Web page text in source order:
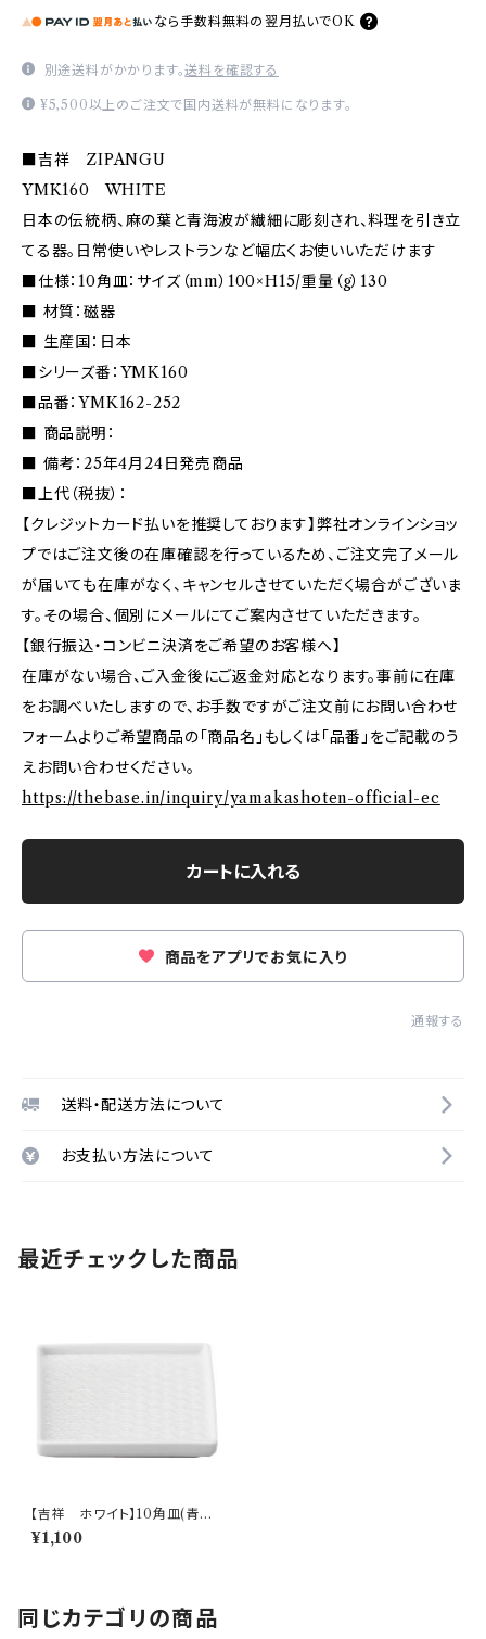
なら 手数料無料の 翌月払いでOK
別途送料がかかります。送料を確認する
¥5,500以上のご注文で国内送料が無料になります。
■吉祥 ZIPANGU
YMK160 WHITE
日本の伝統柄、麻の葉と青海波が繊細に彫刻され、料理を引き立
てる器。日常使いやレストランなど幅広くお使いいただけます
■仕様：10角皿：サイズ（mm）100×H15/重量（g）130
■ 材質：磁器
■ 生産国：日本
■シリーズ番：YMK160
■品番：YMK162-252
■ 商品説明：
■ 備考：25年4月24日発売商品
■上代（税抜）：
【クレジットカード払いを推奨しております】弊社オンラインショッ
プではご注文後の在庫確認を行っているため、ご注文完了メール
が届いても在庫がなく、キャンセルさせていただく場合がございま
す。その場合、個別にメールにてご案内させていただきます。
【銀行振込・コンビニ決済をご希望のお客様へ】
在庫がない場合、ご入金後にご返金対応となります。事前に在庫
をお調べいたしますので、お手数ですがご注文前にお問い合わせ
フォームよりご希望商品の「商品名」もしくは「品番」をご記載のう
えお問い合わせください。
https://thebase.in/inquiry/yamakashoten-official-ec
カートに入れる
商品をアプリでお気に入り
通報する
送料・配送方法について
お支払い方法について
最近チェックした商品
【吉祥 ホワイト】10角皿(青海
波)【YMK160】YMK162-252
¥1,100
同じカテゴリの商品